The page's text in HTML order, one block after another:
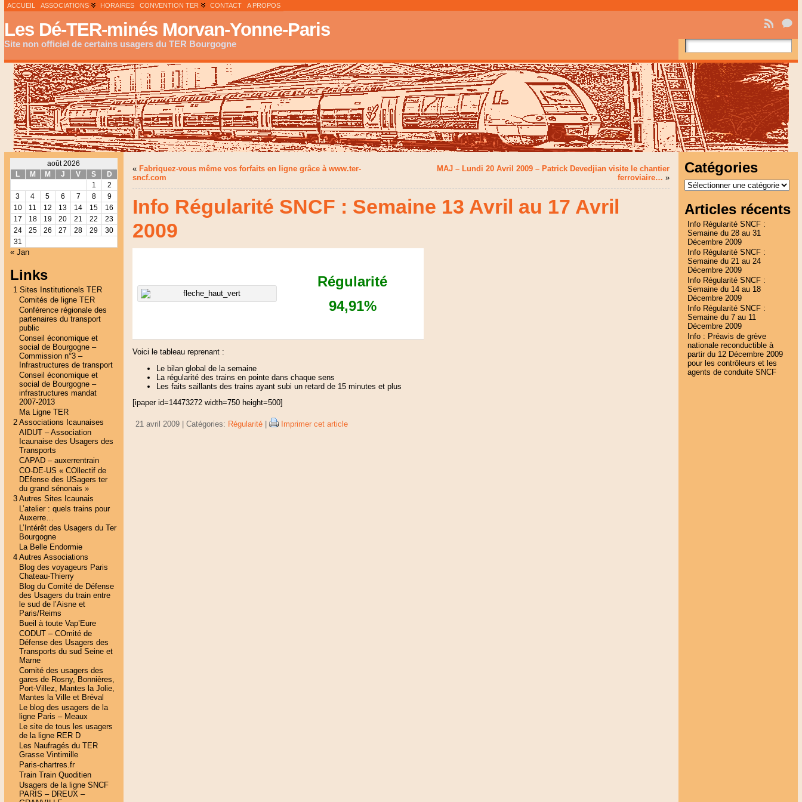
ACCUEIL ASSOCIATIONS HORAIRES CONVENTION TER CONTACT A PROPOS
Les Dé-TER-minés Morvan-Yonne-Paris
Site non officiel de certains usagers du TER Bourgogne
août 2026
L
M M J V S
D
1
2
3
4 5 6 7 8
9
10
11 12 13 14 15
16
17
18 19 20 21 22
23
24
25 26 27 28 29
30
31
« Jan
Links
1 Sites Institutionels TER
Comités de ligne TER
Conférence régionale des
partenaires du transport
public
Conseil économique et
social de Bourgogne –
Commission n°3 –
Infrastructures de transport
Conseil économique et
social de Bourgogne –
infrastructures mandat
2007-2013
Ma Ligne TER
2 Associations Icaunaises
AIDUT – Association
Icaunaise des Usagers des
Transports
CAPAD – auxerrentrain
CO-DE-US « COllectif de
DEfense des USagers ter
du grand sénonais »
3 Autres Sites Icaunais
L’atelier : quels trains pour
Auxerre…
L’Intérêt des Usagers du Ter
Bourgogne
La Belle Endormie
4 Autres Associations
Blog des voyageurs Paris
Chateau-Thierry
Blog du Comité de Défense
des Usagers du train entre
le sud de l’Aisne et
Paris/Reims
Bueil à toute Vap’Eure
CODUT – COmité de
Défense des Usagers des
Transports du sud Seine et
Marne
Comité des usagers des
gares de Rosny, Bonnières,
Port-Villez, Mantes la Jolie,
Mantes la Ville et Bréval
Le blog des usagers de la
ligne Paris – Meaux
Le site de tous les usagers
de la ligne RER D
Les Naufragés du TER
Grasse Vintimille
Paris-chartres.fr
Train Train Quoditien
Usagers de la ligne SNCF
PARIS – DREUX –
« Fabriquez-vous même vos forfaits en ligne grâce à www.ter-
sncf.com
MAJ – Lundi 20 Avril 2009 – Patrick Devedjian visite le chantier
ferroviaire… »
Info Régularité SNCF : Semaine 13 Avril au 17 Avril
2009
Régularité
94,91%
Voici le tableau reprenant :
Le bilan global de la semaine
La régularité des trains en pointe dans chaque sens
Les faits saillants des trains ayant subi un retard de 15 minutes et plus
[ipaper id=14473272 width=750 height=500]
21 avril 2009 | Catégories: Régularité| Imprimer cet article
Catégories
Catégories
Articles récents
Info Régularité SNCF :
Semaine du 28 au 31
Décembre 2009
Info Régularité SNCF :
Semaine du 21 au 24
Décembre 2009
Info Régularité SNCF :
Semaine du 14 au 18
Décembre 2009
Info Régularité SNCF :
Semaine du 7 au 11
Décembre 2009
Info : Préavis de grève
nationale reconductible à
partir du 12 Décembre 2009
pour les contrôleurs et les
agents de conduite SNCF